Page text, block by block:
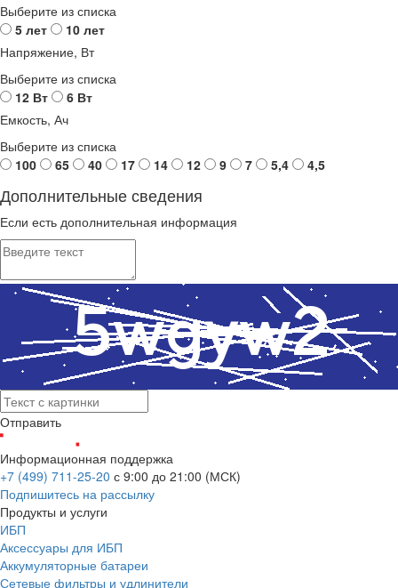
Выберите из списка
5 лет
10 лет
Напряжение, Вт
Выберите из списка
12 Вт
6 Вт
Емкость, Ач
Выберите из списка
100
65 40 17 14 12 9 7 5,4 4,5
Дополнительные сведения
Если есть дополнительная информация
Отправить
Информационная поддержка
+7 (499) 711-25-20 с 9:00 до 21:00 (МСК)
Подпишитесь на рассылку
Продукты и услуги
ИБП
Аксессуары для ИБП
Аккумуляторные батареи
Сетевые фильтры и удлинители